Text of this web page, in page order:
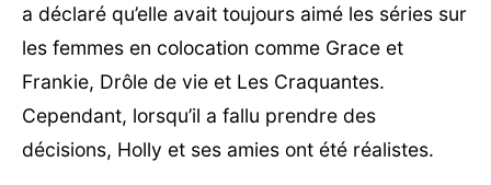
a déclaré qu’elle avait toujours aimé les séries sur
les femmes en colocation comme Grace et
Frankie, Drôle de vie et Les Craquantes.
Cependant, lorsqu’il a fallu prendre des
décisions, Holly et ses amies ont été réalistes.